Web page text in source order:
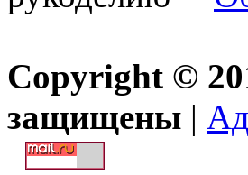
Copyright ©
защищены |